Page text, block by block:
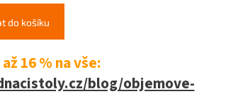
do košíku
16 %na vše:
blog/objemove-